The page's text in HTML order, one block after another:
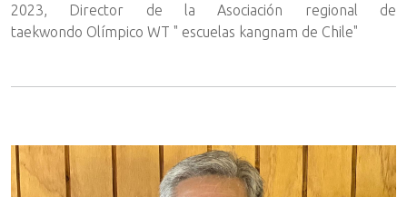
2023, Director de la Asociación regional de
taekwondo Olímpico WT " escuelas kangnam de Chile"